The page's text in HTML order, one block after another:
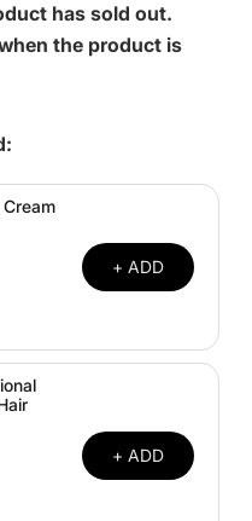
has sold out.
the product is
+ ADD
+ ADD